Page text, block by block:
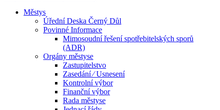
Městys
Úřední Deska Černý Důl
Povinné Informace
Mimosoudní řešení spotřebitelských sporů
(ADR)
Orgány městyse
Zastupitelstvo
Zasedání ⁄ Usnesení
Kontrolní výbor
Finanční výbor
Rada městyse